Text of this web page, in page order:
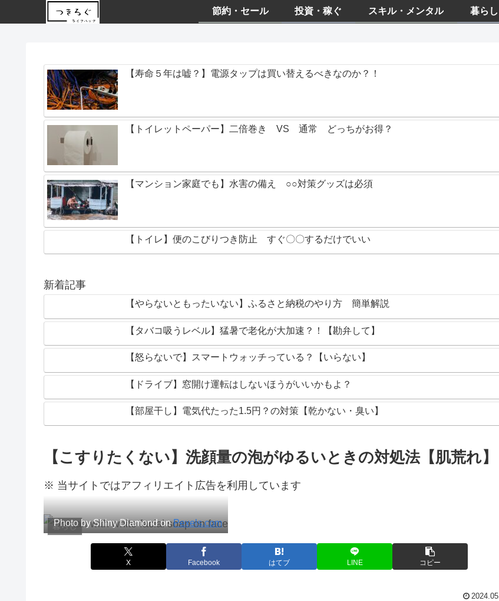
節約・セール 投資・稼ぐ スキル・メンタル 暮らし
【寿命５年は嘘？】電源タップは買い替えるべきなのか？！
【トイレットペーパー】二倍巻き VS 通常 どっちがお得？
【マンション家庭でも】水害の備え ○○対策グッズは必須
【トイレ】便のこびりつき防止 すぐ〇〇するだけでいい
新着記事
【やらないともったいない】ふるさと納税のやり方 簡単解説
【タバコ吸うレベル】猛暑で老化が大加速？！【勘弁して】
【怒らないで】スマートウォッチっている？【いらない】
【ドライブ】窓開け運転はしないほうがいいかもよ？
【部屋干し】電気代たった1.5円？の対策【乾かない・臭い】
【こすりたくない】洗顔量の泡がゆるいときの対処法【肌荒れ】
※ 当サイトではアフィリエイト広告を利用しています
暮らし
Photo by Shiny Diamond onPexels.com
X Facebook はてブ LINE コピー